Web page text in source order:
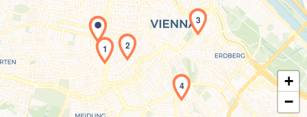
Laden der Karte...
1 2
3
4
+
−